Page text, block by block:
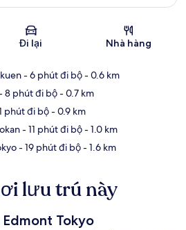
Bản đồ
Đi lại Nhà hàng
- 6 phút đi bộ- 0.6 km
8 phút đi bộ- 0.7 km
phút đi bộ- 0.9 km
- 11 phút đi bộ- 1.0 km
- 19 phút đi bộ- 1.6 km
lưu trú này
Tokyo